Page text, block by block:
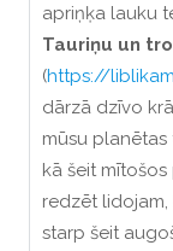
apriņķa lauku
Tauriņu un
(https://
dārzā dzīvo
mūsu
kā šeit
redzēt
starp šeit